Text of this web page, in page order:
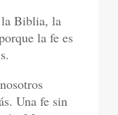
Biblia, la
la fe es
Una fe sin